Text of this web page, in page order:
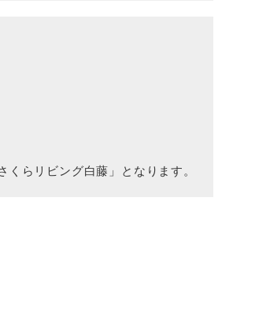
らリビング白藤」となります。